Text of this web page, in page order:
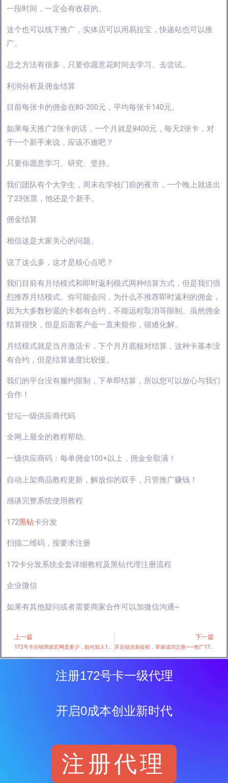
一段时间，一定会有收获的。
这个也可以线下推广，实体店可以用易拉宝，快递站也可以推
广。
总之方法有很多，只要你愿意花时间去学习、去尝试。
利润分析及佣金结算
目前每张卡的佣金在80-200元，平均每张卡140元。
如果每天推广2张卡的话，一个月就是8400元，每天2张卡，对
于一个新手来说，应该不难吧？
只要你愿意学习、研究、坚持。
我们团队有个大学生，周末在学校门前的夜市，一个晚上就送出
了23张票，他还是个新手。
佣金结算
相信这是大家关心的问题。
说了这么多，这才是核心点吧？
我们目前有月结模式和即时返利模式两种结算方式，但是我们强
烈推荐月结模式。你可能会问，为什么不推荐即时返利的佣金，
因为大多数秒退的卡都有合约，不能远程取消等限制。虽然佣金
结算很快，但是后面客户会一直来烦你，很难化解。
月结模式就是当月激活卡，下个月月底核对结算，这种卡基本没
有合约，但是结算速度比较慢。
我们的平台没有履约限制，下单即结算，所以您可以放心与我们
合作！
甘坛一级供应商代码
全网上最全的教程帮助。
一级供应商码：每单佣金100+以上，佣金全取满！
自动上架商品教程更新，解放你的双手，只管推广赚钱！
感谈完整系统使用教程
172黑钻卡分发
扫描二维码，按要求注册
172卡分发系统全套详细教程及黑钻代理注册流程
企业微信
如果有其他疑问或者需要商家合作可以加微信沟通~
Prev
上一篇 下一篇
注册172号卡一级代理
开启0成本创业新时代
注册代理